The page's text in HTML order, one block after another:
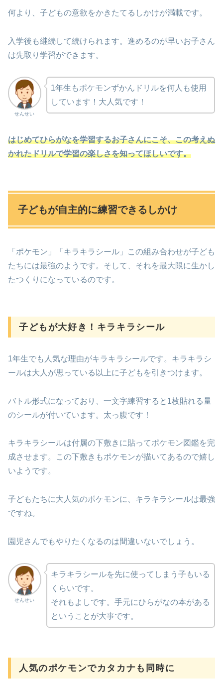
何より、子どもの意欲をかきたてるしかけが満載です。
入学後も継続して続けられます。進めるのが早いお子さん
は先取り学習ができます。
せんせい
1年生もポケモンずかんドリルを何人も使用
しています！大人気です！
はじめてひらがなを学習するお子さんにこそ、この考えぬ
かれたドリルで学習の楽しさを知ってほしいです。
子どもが自主的に練習できるしかけ
「ポケモン」「キラキラシール」この組み合わせが子ども
たちには最強のようです。そして、それを最大限に生かし
たつくりになっているのです。
子どもが大好き！キラキラシール
1年生でも人気な理由がキラキラシールです。キラキラシ
ールは大人が思っている以上に子どもを引きつけます。
バトル形式になっており、一文字練習すると1枚貼れる量
のシールが付いています。太っ腹です！
キラキラシールは付属の下敷きに貼ってポケモン図鑑を完
成させます。この下敷きもポケモンが描いてあるので嬉し
いようです。
子どもたちに大人気のポケモンに、キラキラシールは最強
ですね。
園児さんでもやりたくなるのは間違いないでしょう。
せんせい
キラキラシールを先に使ってしまう子もいる
くらいです。
それもよしです。手元にひらがなの本がある
ということが大事です。
人気のポケモンでカタカナも同時に